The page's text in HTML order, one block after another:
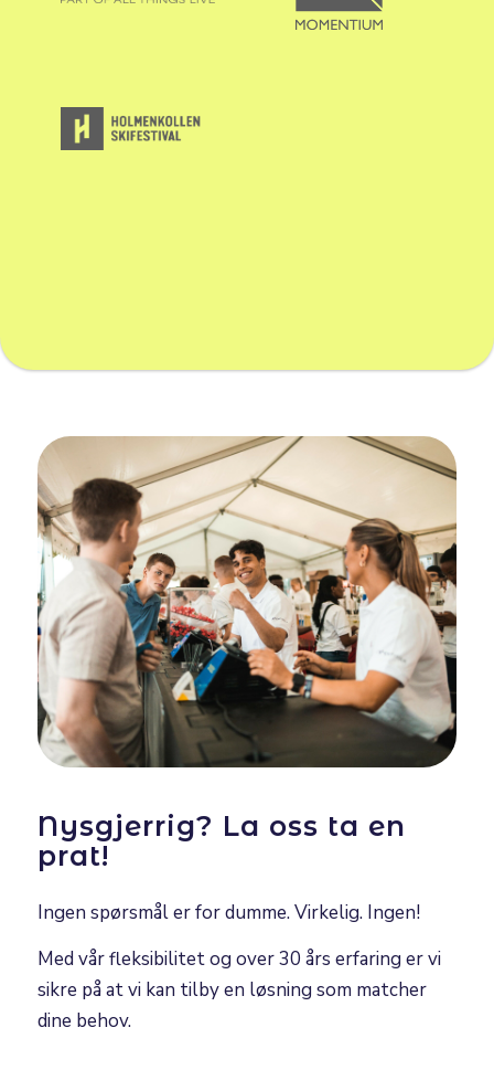
Nysgjerrig? La oss ta en
prat!
Ingen spørsmål er for dumme. Virkelig. Ingen!
Med vår fleksibilitet og over 30 års erfaring er vi
sikre på at vi kan tilby en løsning som matcher
dine behov.